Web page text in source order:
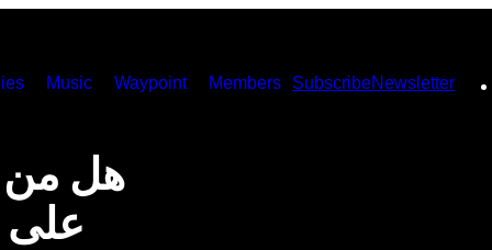
Music Waypoint Members SubscribeNewsletter
هل من
على